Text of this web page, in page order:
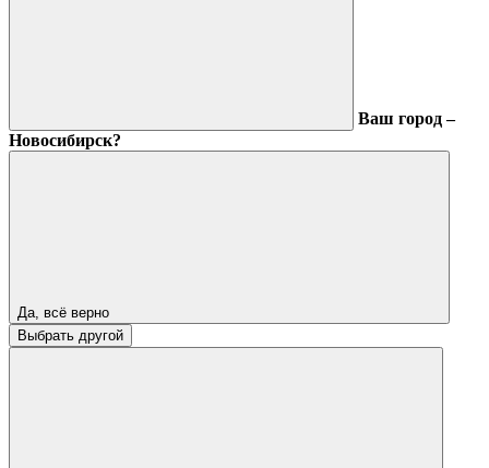
Ваш город –
Новосибирск?
Да, всё верно
Выбрать другой